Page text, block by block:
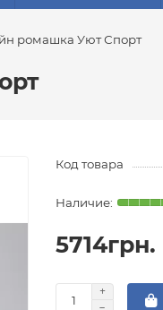
ромашка Уют Спорт
Код товара
5714грн.